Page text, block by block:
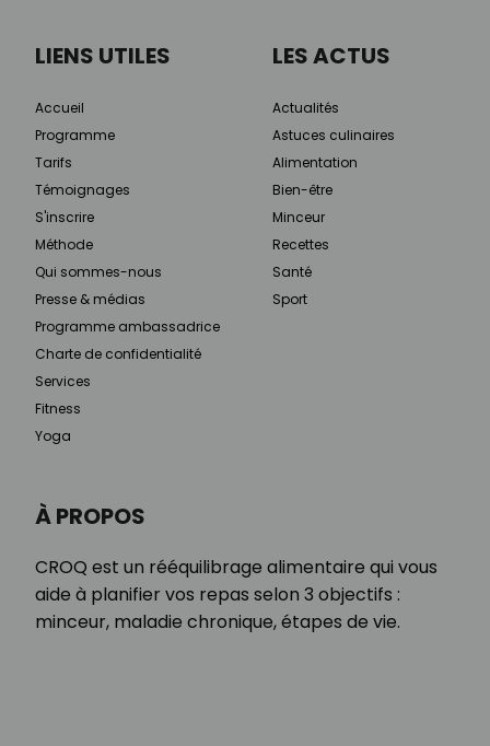
À PROPOS
CROQ est un rééquilibrage alimentaire qui vous
aide à planifier vos repas selon 3 objectifs :
minceur, maladie chronique, étapes de vie.
LIENS UTILES
Accueil
Programme
Tarifs
Témoignages
S'inscrire
Méthode
Qui sommes-nous
Presse & médias
Programme ambassadrice
Charte de confidentialité
Services
Fitness
Yoga
LES ACTUS
Actualités
Astuces culinaires
Alimentation
Bien-être
Minceur
Recettes
Santé
Sport